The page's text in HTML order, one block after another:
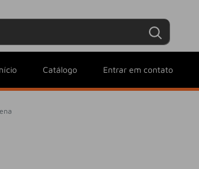
Catálogo Entrar em contato